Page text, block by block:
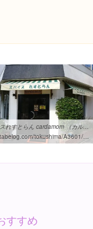
スパイスれすとらん cardamom （カルダモン） - 阿波富田/インドカレー ...
tabelog.com/tokushima/A3601/A360101/36000907
すすめ